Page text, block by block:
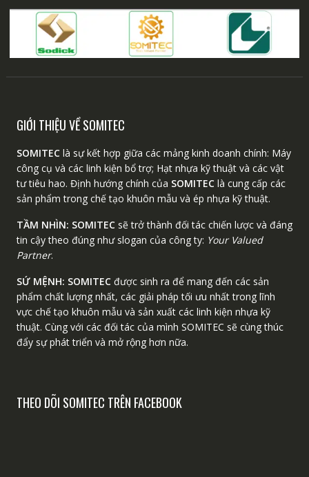
GIỚI THIỆU VỀ SOMITEC
SOMITEClà sự kết hợp giữa các mảng kinh doanh chính: Máy
công cụ và các linh kiện bổ trợ; Hạt nhựa kỹ thuật và các vật
tư tiêu hao. Định hướng chính của SOMITEClà cung cấp các
sản phẩm trong chế tạo khuôn mẫu và ép nhựa kỹ thuật.
TẦM NHÌN: SOMITECsẽ trở thành đối tác chiến lược và đáng
tin cậy theo đúng như slogan của công ty: Your Valued
Partner.
SỨ MỆNH: SOMITECđược sinh ra để mang đến các sản
phẩm chất lượng nhất, các giải pháp tối ưu nhất trong lĩnh
vực chế tạo khuôn mẫu và sản xuất các linh kiện nhựa kỹ
thuật. Cùng với các đối tác của mình SOMITEC sẽ cùng thúc
đẩy sự phát triển và mở rộng hơn nữa.
THEO DÕI SOMITEC TRÊN FACEBOOK